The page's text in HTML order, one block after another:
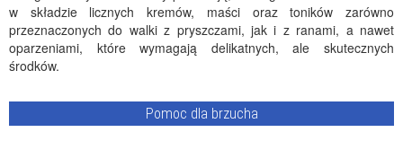
w składzie licznych kremów, maści oraz toników zarówno
przeznaczonych do walki z pryszczami, jak i z ranami, a nawet
oparzeniami, które wymagają delikatnych, ale skutecznych
środków.
Pomoc dla brzucha